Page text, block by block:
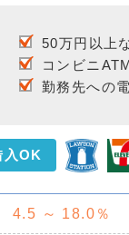
50万円以上
コンビニ
勤務先への
入OK
4.5 ～ 18.0％